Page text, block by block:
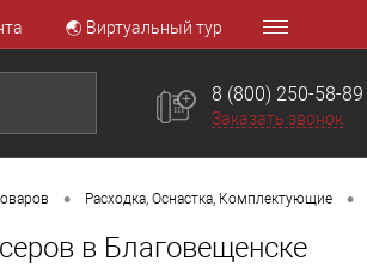
🌏 Виртуальный тур
8 (800) 250-58-89
Заказать звонок
• Расходка, Оснастка, Комплектующие •
в Благовещенске